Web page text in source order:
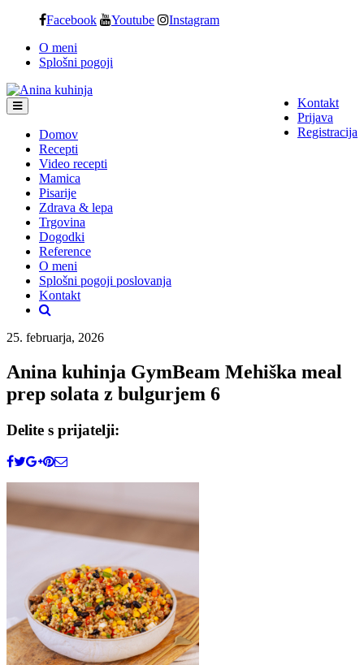
content
Facebook Youtube Instagram
O meni
Splošni pogoji
Kontakt
Prijava
Registracija
Domov
Recepti
Video recepti
Mamica
Pisarije
Zdrava & lepa
Trgovina
Dogodki
Reference
O meni
Splošni pogoji poslovanja
Kontakt
25. februarja, 2026
Anina kuhinja GymBeam Mehiška meal
prep solata z bulgurjem 6
Delite s prijatelji: